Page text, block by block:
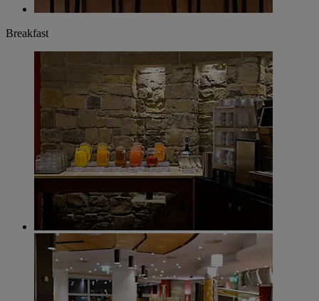
Breakfast